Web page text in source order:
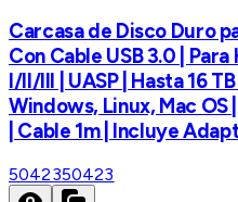
Carcasa de Disco Duro
Con Cable USB 3.0 | Para
I/II/III | UASP | Hasta 16
Windows, Linux, Mac
| Cable 1m | Incluye
5042350423